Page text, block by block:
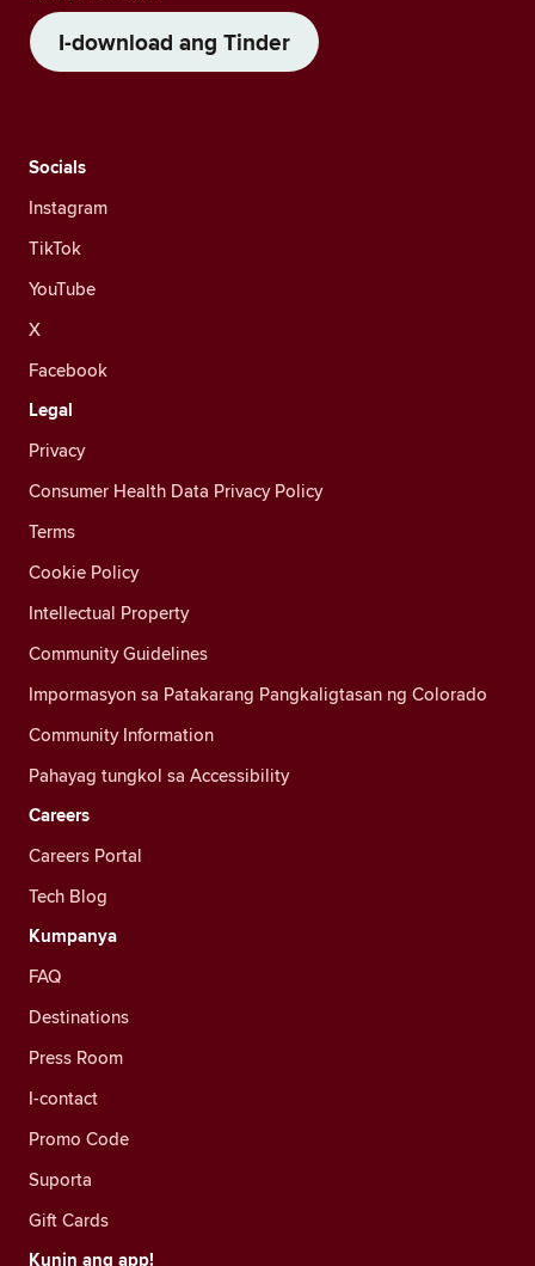
I-download ang Tinder
Socials
Instagram
TikTok
YouTube
X
Facebook
Legal
Privacy
Consumer Health Data Privacy Policy
Terms
Cookie Policy
Intellectual Property
Community Guidelines
Impormasyon sa Patakarang Pangkaligtasan ng Colorado
Community Information
Pahayag tungkol sa Accessibility
Careers
Careers Portal
Tech Blog
Kumpanya
FAQ
Destinations
Press Room
I-contact
Promo Code
Suporta
Gift Cards
Kunin ang app!